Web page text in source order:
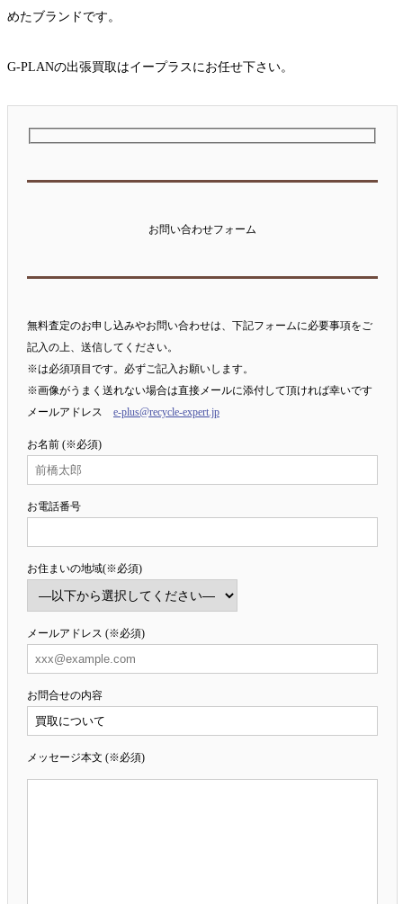
めたブランドです。
G-PLANの出張買取はイープラスにお任せ下さい。
お問い合わせフォーム
無料査定のお申し込みやお問い合わせは、下記フォームに必要事項をご
記入の上、送信してください。
※は必須項目です。必ずご記入お願いします。
※画像がうまく送れない場合は直接メールに添付して頂ければ幸いです
メールアドレス e-plus@recycle-expert.jp
お名前 (※必須)
お電話番号
お住まいの地域(※必須)
メールアドレス (※必須)
お問合せの内容
メッセージ本文 (※必須)